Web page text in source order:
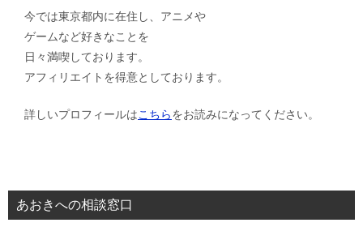
今では東京都内に在住し、アニメや
ゲームなど好きなことを
日々満喫しております。
アフィリエイトを得意としております。
詳しいプロフィールはこちらをお読みになってください。
あおきへの相談窓口